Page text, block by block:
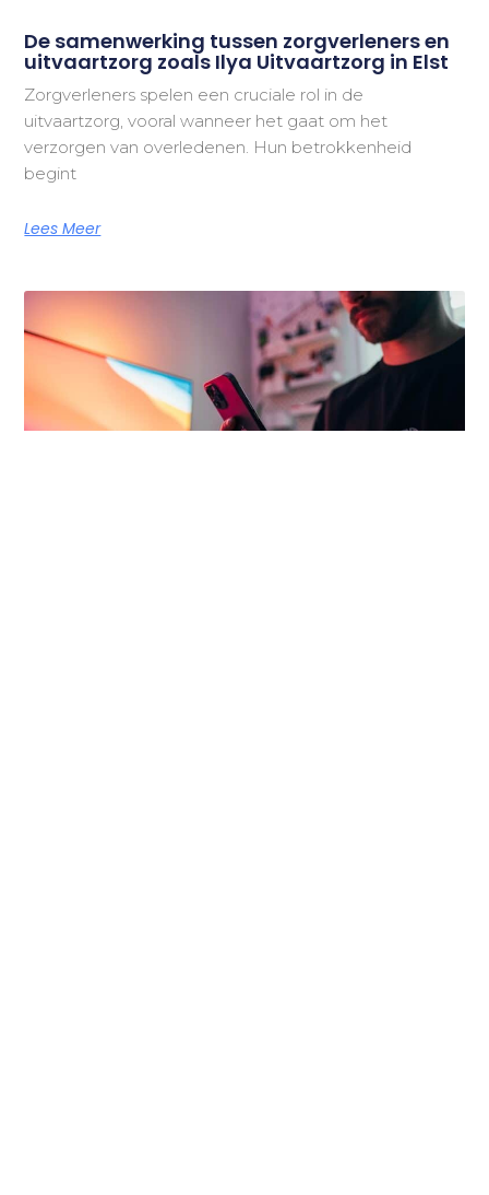
De samenwerking tussen zorgverleners en
uitvaartzorg zoals Ilya Uitvaartzorg in Elst
Zorgverleners spelen een cruciale rol in de
uitvaartzorg, vooral wanneer het gaat om het
verzorgen van overledenen. Hun betrokkenheid
begint
Lees Meer